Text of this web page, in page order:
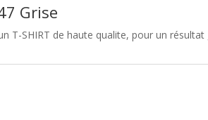
Grise
T-SHIRT de haute qualite, pour un